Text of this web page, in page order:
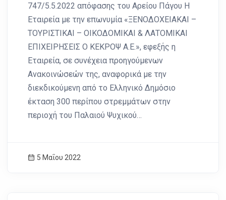
747/5.5.2022 απόφασης του Αρείου Πάγου Η
Εταιρεία με την επωνυμία «ΞΕΝΟΔΟΧΕΙΑΚΑΙ –
ΤΟΥΡΙΣΤΙΚΑΙ – ΟΙΚΟΔΟΜΙΚΑΙ & ΛΑΤΟΜΙΚΑΙ
ΕΠΙΧΕΙΡΗΣΕΙΣ Ο ΚΕΚΡΟΨ Α.Ε.», εφεξής η
Εταιρεία, σε συνέχεια προηγούμενων
Ανακοινώσεών της, αναφορικά με την
διεκδικούμενη από το Ελληνικό Δημόσιο
έκταση 300 περίπου στρεμμάτων στην
περιοχή του Παλαιού Ψυχικού…
5 Μαΐου 2022